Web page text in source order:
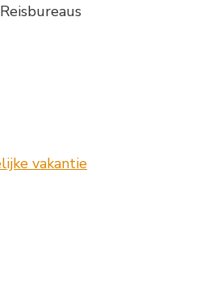
Reisbureaus